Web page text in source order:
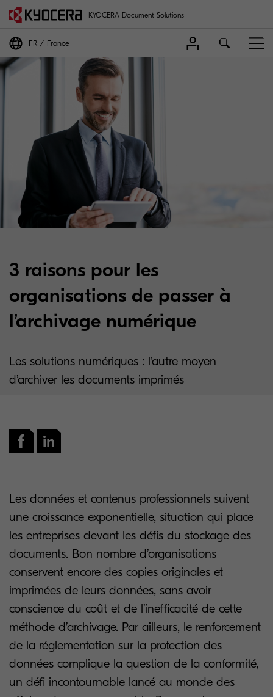
KYOCERA Document Solutions
FR France
3 raisons pour les
organisations de passer à
l’archivage numérique
Les solutions numériques : l’autre moyen
d’archiver les documents imprimés
Les données et contenus professionnels suivent
une croissance exponentielle, situation qui place
les entreprises devant les défis du stockage des
documents. Bon nombre d’organisations
conservent encore des copies originales et
imprimées de leurs données, sans avoir
conscience du coût et de l’inefficacité de cette
méthode d’archivage. Par ailleurs, le renforcement
de la réglementation sur la protection des
données complique la question de la conformité,
un défi incontournable lancé au monde des